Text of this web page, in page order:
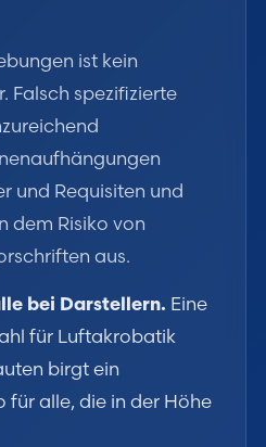
ist kein
Falsch spezifizierte
und Requisiten und
dem Risiko von
aus.
bei Darstellern. Eine
für Luftakrobatik
birgt ein
für alle, die in der Höhe